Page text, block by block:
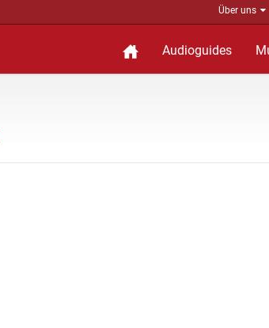
Über uns
Audioguides